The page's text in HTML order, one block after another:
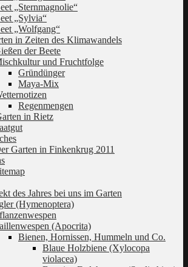
„Sternmagnolie“
„Sylvia“
„Wolfgang“
in Zeiten des Klimawandels
der Beete
und Fruchtfolge
Gründünger
Maya-Mix
Regenmengen
in Rietz
Garten in Finkenkrug 2011
des Jahres bei uns im Garten
(Hymenoptera)
(Apocrita)
Bienen, Hornissen, Hummeln und Co.
Blaue Holzbiene (Xylocopa
violacea)